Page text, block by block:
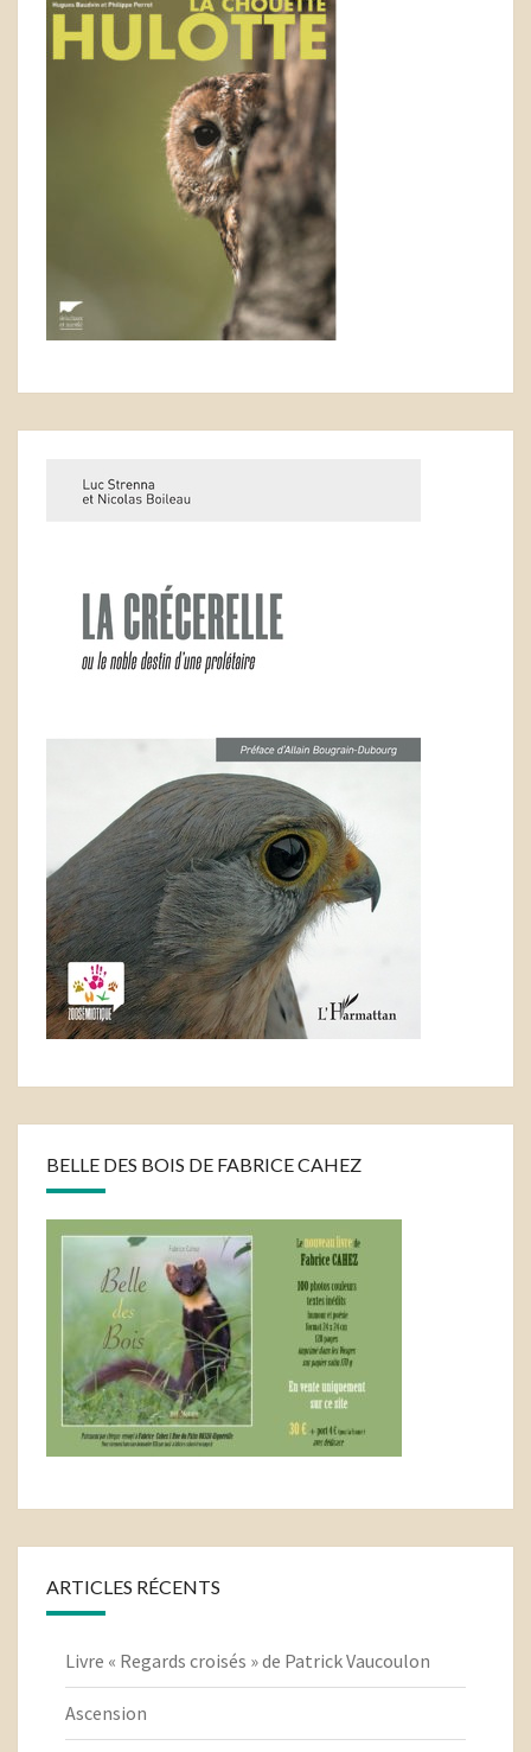
BELLE DES BOIS DE FABRICE CAHEZ
ARTICLES RÉCENTS
Livre « Regards croisés » de Patrick Vaucoulon
Ascension